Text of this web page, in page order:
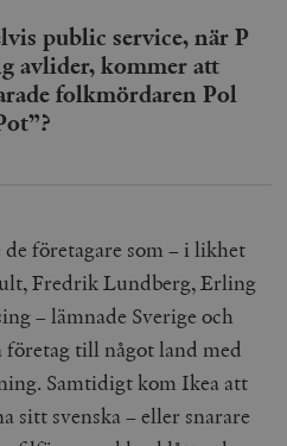
public service, när P
avlider, kommer att
folkmördaren Pol
företagare som – i likhet
Fredrik Lundberg, Erling
­– lämnade Sverige och
företag till något land med
Samtidigt kom Ikea att
sitt svenska – eller snarare